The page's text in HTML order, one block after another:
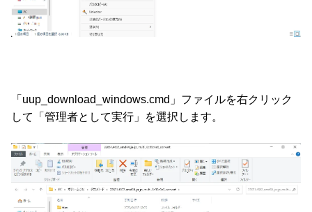
「uup_download_windows.cmd」ファイルを右クリック
して「管理者として実行」を選択します。